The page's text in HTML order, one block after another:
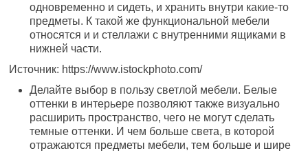
одновременно и сидеть, и хранить внутри какие-то
предметы. К такой же функциональной мебели
относятся и и стеллажи с внутренними ящиками в
нижней части.
Источник: https://www.istockphoto.com/
Делайте выбор в пользу светлой мебели. Белые
оттенки в интерьере позволяют также визуально
расширить пространство, чего не могут сделать
темные оттенки. И чем больше света, в которой
отражаются предметы мебели, тем больше и шире